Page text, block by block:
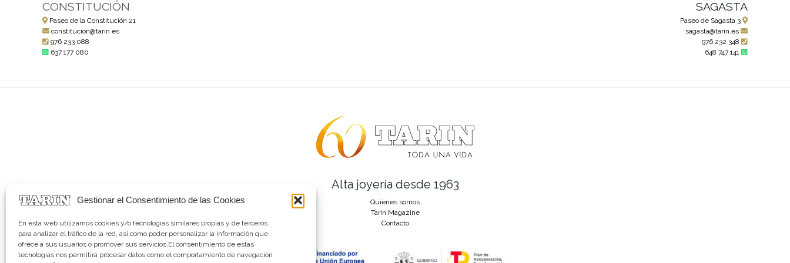
Gestionar el Consentimiento de las Cookies
En esta web utilizamos cookies y/o tecnologías similares propias y de terceros
para analizar el tráfico de la red, así como poder personalizar la información que
ofrece a sus usuarios o promover sus servicios.El consentimiento de estas
tecnologías nos permitirá procesar datos como el comportamiento de navegación
CONSTITUCIÓN
Paseo de la Constitución 21
constitucion@tarin.es
976 233 088
637 177 080
SAGASTA
Paseo de Sagasta 3
sagasta@tarin.es
976 232 348
648 747 141
Alta joyería desde 1963
Quiénes somos
Tarín Magazine
Contacto